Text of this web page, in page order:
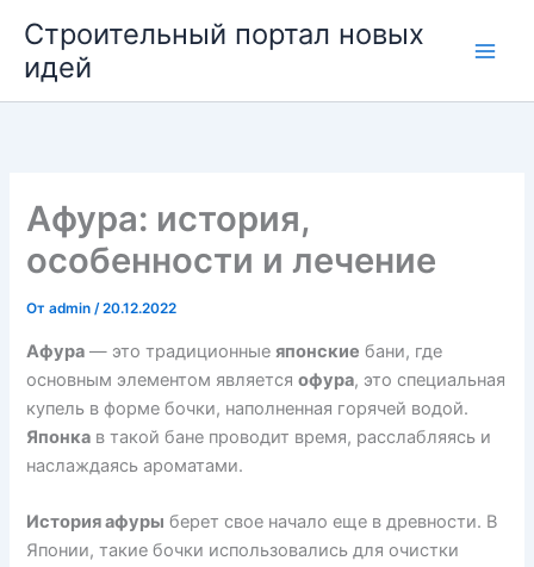
содержимому
Строительный портал новых
идей
Афура: история,
особенности и лечение
Отadmin/20.12.2022
Афура — это традиционныеяпонские бани, где
основным элементом являетсяофура, это специальная
купель в форме бочки, наполненная горячей водой.
Японка в такой бане проводит время, расслабляясь и
наслаждаясь ароматами.
История афуры берет свое начало еще в древности. В
Японии, такие бочки использовались для очистки